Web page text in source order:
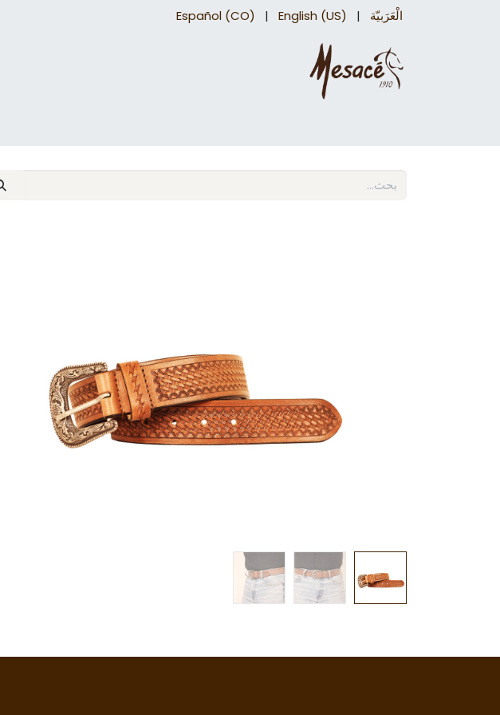
الْعَرَبيّة |
English (US)
|
Español (CO)